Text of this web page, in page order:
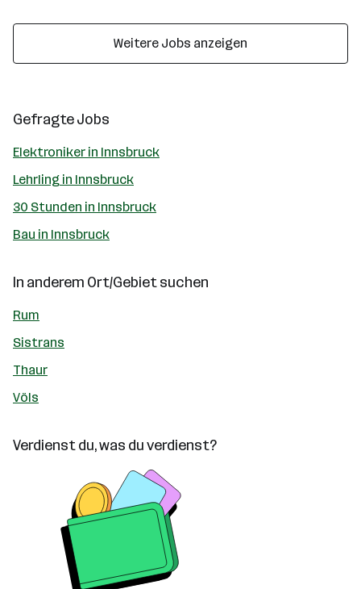
Weitere Jobs anzeigen
Gefragte Jobs
Elektroniker in Innsbruck
Lehrling in Innsbruck
30 Stunden in Innsbruck
Bau in Innsbruck
In anderem Ort/Gebiet suchen
Rum
Sistrans
Thaur
Völs
Verdienst du, was du verdienst?